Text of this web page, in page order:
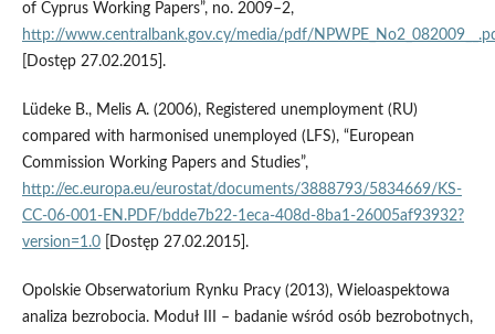
of Cyprus Working Papers”, no. 2009–2,
http://www.centralbank.gov.cy/media/pdf/
[Dostęp 27.02.2015].
Lüdeke B., Melis A. (2006), Registered unemployment (RU)
compared with harmonised unemployed (LFS), “European
Commission Working Papers and Studies”,
http://ec.europa.eu/eurostat/documents/3888793/5834669/KS-
CC-06-001-EN.PDF/bdde7b22-1eca-408d-8ba1-26005af93932?
version=1.0[Dostęp 27.02.2015].
Opolskie Obserwatorium Rynku Pracy (2013), Wieloaspektowa
analiza bezrobocia. Moduł III – badanie wśród osób bezrobotnych,